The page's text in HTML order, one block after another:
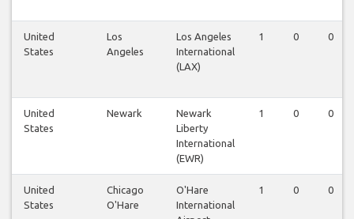
United
States
Los
Angeles
Los Angeles
International
(LAX)
1 0 0
United
States
Newark
Newark
Liberty
International
(EWR)
1 0 0
United
States
Chicago
O'Hare
O'Hare
International
1 0 0